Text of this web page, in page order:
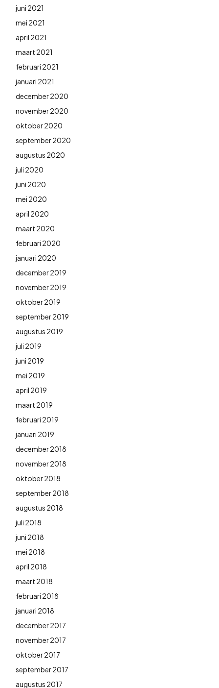
juni 2021
mei 2021
april 2021
maart 2021
februari 2021
januari 2021
december 2020
november 2020
oktober 2020
september 2020
augustus 2020
juli 2020
juni 2020
mei 2020
april 2020
maart 2020
februari 2020
januari 2020
december 2019
november 2019
oktober 2019
september 2019
augustus 2019
juli 2019
juni 2019
mei 2019
april 2019
maart 2019
februari 2019
januari 2019
december 2018
november 2018
oktober 2018
september 2018
augustus 2018
juli 2018
juni 2018
mei 2018
april 2018
maart 2018
februari 2018
januari 2018
december 2017
november 2017
oktober 2017
september 2017
augustus 2017